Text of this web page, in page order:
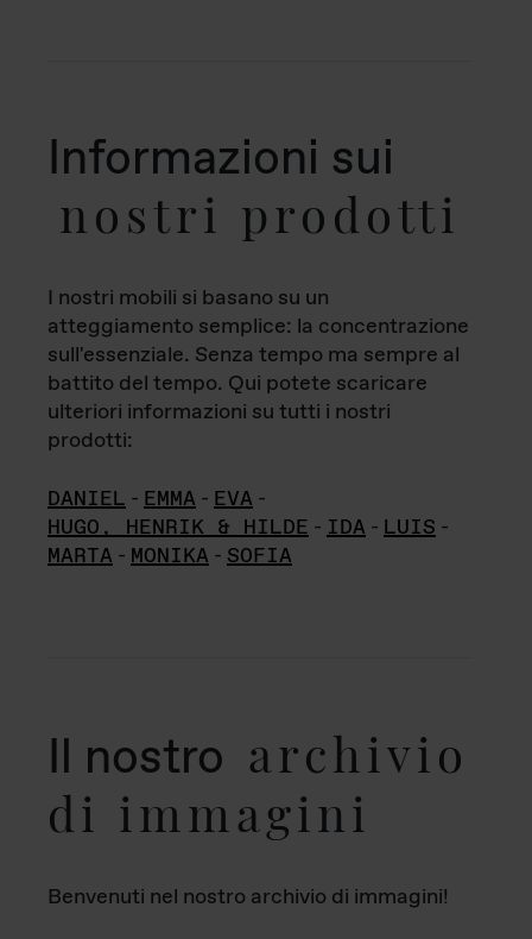
Informazioni sui
nostri prodotti
I nostri mobili si basano su un
atteggiamento semplice: la concentrazione
sull'essenziale. Senza tempo ma sempre al
battito del tempo. Qui potete scaricare
ulteriori informazioni su tutti i nostri
prodotti:
DANIEL - EMMA - EVA -
HUGO, HENRIK & HILDE - IDA - LUIS -
MARTA - MONIKA - SOFIA
Il nostro archivio
di immagini
Benvenuti nel nostro archivio di immagini!